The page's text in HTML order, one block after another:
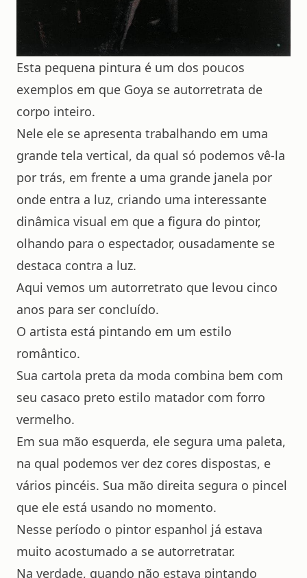
Esta pequena pintura é um dos poucos
exemplos em que Goya se autorretrata de
corpo inteiro.
Nele ele se apresenta trabalhando em uma
grande tela vertical, da qual só podemos vê-la
por trás, em frente a uma grande janela por
onde entra a luz, criando uma interessante
dinâmica visual em que a figura do pintor,
olhando para o espectador, ousadamente se
destaca contra a luz.
Aqui vemos um autorretrato que levou cinco
anos para ser concluído.
O artista está pintando em um estilo
romântico.
Sua cartola preta da moda combina bem com
seu casaco preto estilo matador com forro
vermelho.
Em sua mão esquerda, ele segura uma paleta,
na qual podemos ver dez cores dispostas, e
vários pincéis. Sua mão direita segura o pincel
que ele está usando no momento.
Nesse período o pintor espanhol já estava
muito acostumado a se autorretratar.
Na verdade, quando não estava pintando